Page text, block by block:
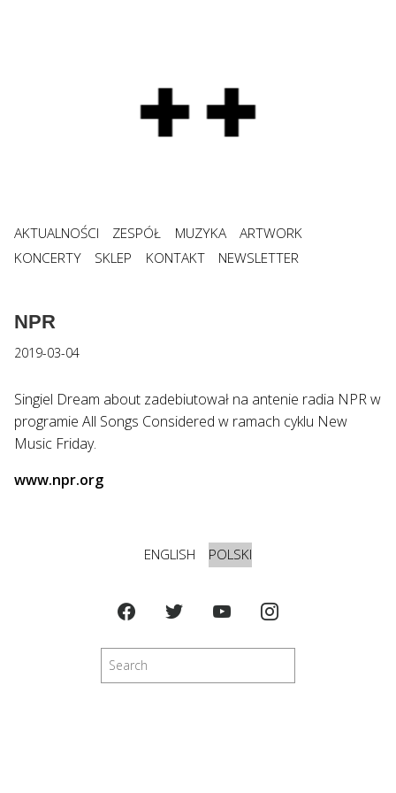
AKTUALNOŚCI ZESPÓŁ MUZYKA
ARTWORK
KONCERTY
SKLEP KONTAKT NEWSLETTER
NPR
2019-03-04
Singiel Dream about zadebiutował na antenie radia NPR w
programie All Songs Considered w ramach cyklu New
Music Friday.
www.npr.org
ENGLISH POLSKI